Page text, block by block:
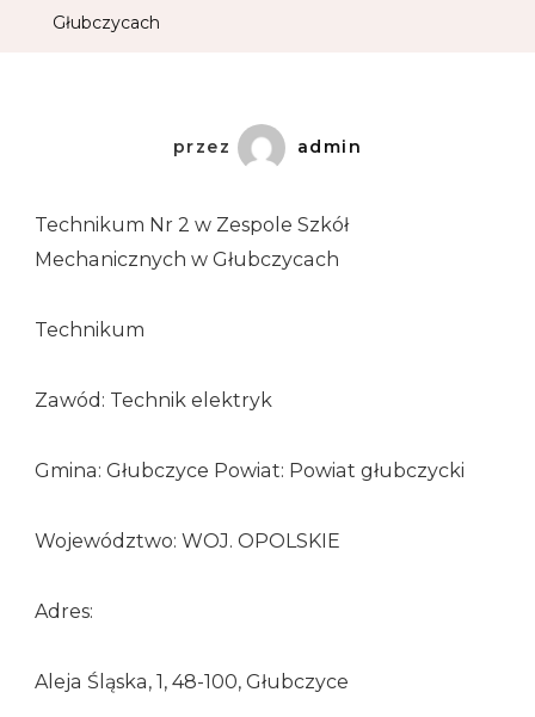
Głubczycach
przez admin
Technikum Nr 2 w Zespole Szkół
Mechanicznych w Głubczycach
Technikum
Zawód: Technik elektryk
Gmina: Głubczyce Powiat: Powiat głubczycki
Województwo: WOJ. OPOLSKIE
Adres:
Aleja Śląska, 1, 48-100, Głubczyce